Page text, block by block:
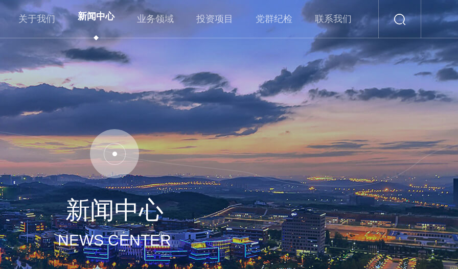
关于我们
公司概况
企业文化
发展历程
新闻中心
企业动态
资讯看点
政策法规
业务领域
业务板块
行业布局
投资全览
投资项目
工研院项目
基金项目
党群纪检
学习资料
党建动态
党风廉政
主题活动
联系我们
新闻中心
NEWS CENTER